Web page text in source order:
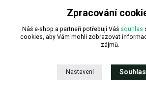
Copyright © 2024.
Zpracování
Náš e-shop a partneři potřebují Váš souhlas
cookies, aby Vám mohli zobrazovat
zájmů.
Nastavení